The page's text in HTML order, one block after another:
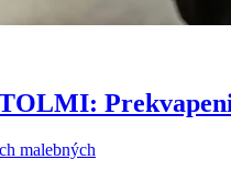
malebných